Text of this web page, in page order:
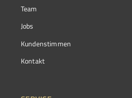
Team
Jobs
Kundenstimmen
Kontakt